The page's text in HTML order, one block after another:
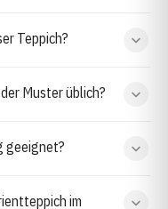
Teppich?
Muster üblich?
geeignet?
im